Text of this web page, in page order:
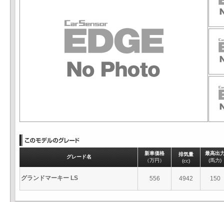
グレード名
新車価格
（万円）
排気量
(cc)
最高出
(馬力)
グランドマーキー LS 556 4942 150